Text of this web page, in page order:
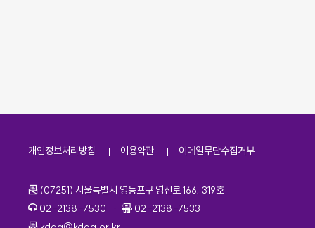
개인정보처리방침 이용약관 이메일무단수집거부
주소
(07251) 서울특별시 영등포구 영신로 166, 319호
전화번호
02-2138-7530 · 팩스번호
02-2138-7533